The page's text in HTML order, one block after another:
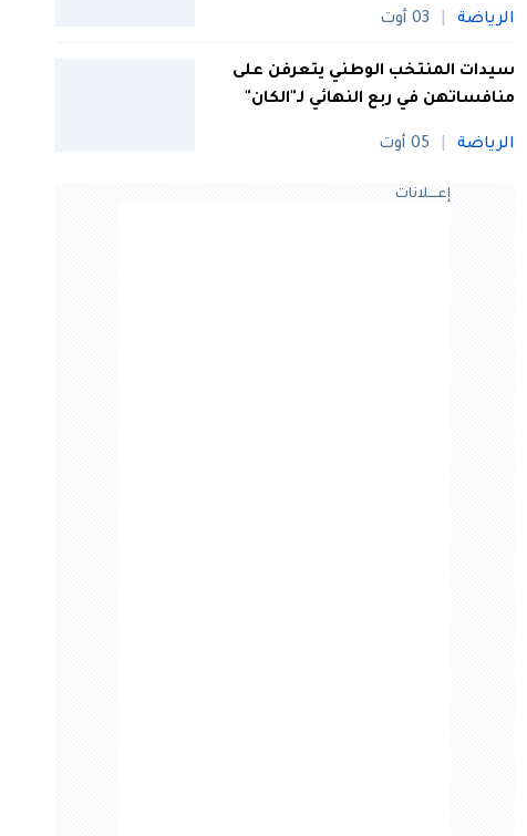
الرياضة 03 أوت
سيدات المنتخب الوطني يتعرفن على
منافساتهن في ربع النهائي لـ"الكان"
الرياضة 05 أوت
إعــــلانات